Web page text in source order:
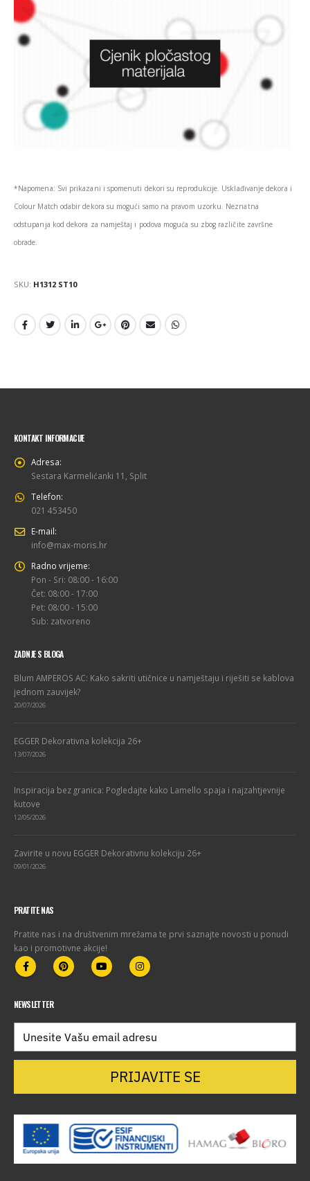
*Napomena: Svi prikazani i spomenuti dekori su reprodukcije. Usklađivanje dekora i
Colour Match odabir dekora su mogući samo na pravom uzorku. Neznatna
odstupanja kod dekora za namještaj i podova moguća su zbog različite završne
obrade.
SKU: H1312 ST10
KONTAKT INFORMACIJE
Adresa:
Sestara Karmelićanki 11, Split
Telefon:
021 453450
E-mail:
info@max-moris.hr
Radno vrijeme:
Pon - Sri: 08:00 - 16:00
Čet: 08:00 - 17:00
Pet: 08:00 - 15:00
Sub: zatvoreno
ZADNJE S BLOGA
Blum AMPEROS AC: Kako sakriti utičnice u namještaju i riješiti se kablova
jednom zauvijek?
20/07/2026
EGGER Dekorativna kolekcija 26+
13/07/2026
Inspiracija bez granica: Pogledajte kako Lamello spaja i najzahtjevnije
kutove
12/05/2026
Zavirite u novu EGGER Dekorativnu kolekciju 26+
09/01/2026
PRATITE NAS
Pratite nas i na društvenim mrežama te prvi saznajte novosti u ponudi
kao i promotivne akcije!
NEWSLETTER
PRIJAVITE SE